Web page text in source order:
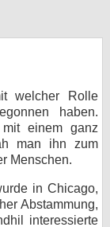
welcher Rolle
haben.
einem ganz
man ihn zum
Menschen.
in Chicago,
Abstammung,
interessierte